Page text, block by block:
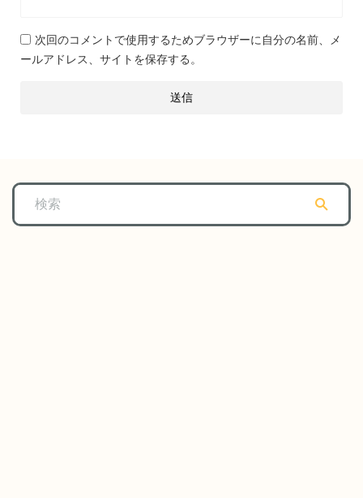
次回のコメントで使用するためブラウザーに自分の名前、メ
ールアドレス、サイトを保存する。